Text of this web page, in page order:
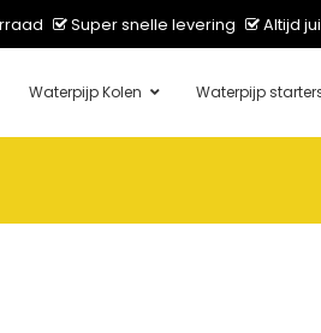
Super snelle levering Altijd
Waterpijp Kolen Waterpijp